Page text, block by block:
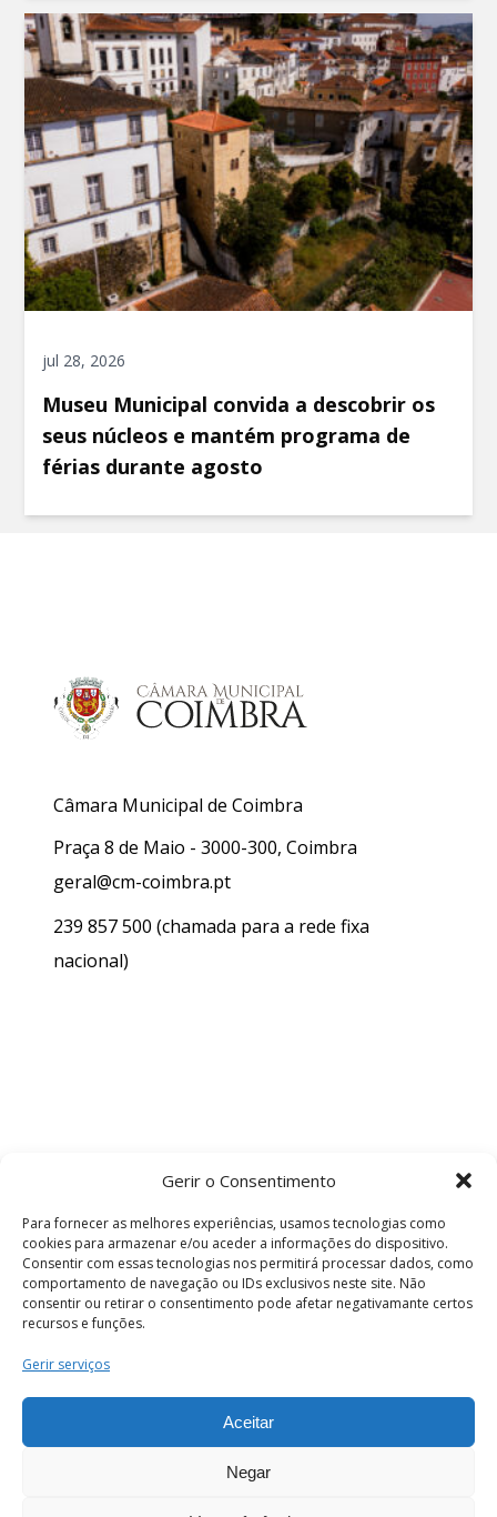
Gerir o Consentimento
Para fornecer as melhores experiências, usamos tecnologias como
cookies para armazenar e/ou aceder a informações do dispositivo.
Consentir com essas tecnologias nos permitirá processar dados, como
comportamento de navegação ou IDs exclusivos neste site. Não
consentir ou retirar o consentimento pode afetar negativamante certos
recursos e funções.
Gerir serviços
Aceitar
Negar
jul 28, 2026
Museu Municipal convida a descobrir os
seus núcleos e mantém programa de
férias durante agosto
Câmara Municipal de Coimbra
Praça 8 de Maio - 3000-300, Coimbra
geral@cm-coimbra.pt
239 857 500 (chamada para a rede fixa
nacional)
Termos e Condições
os direitos reservados.